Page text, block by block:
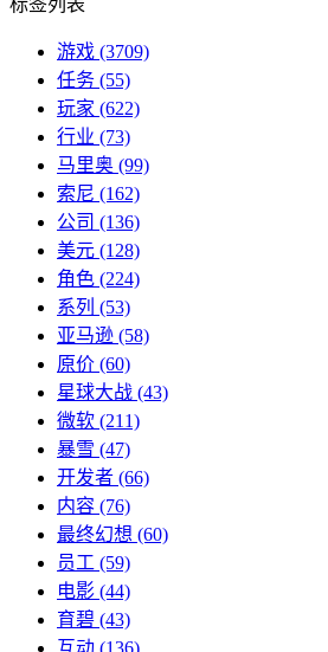
游戏 (3709)
任务 (55)
玩家 (622)
行业 (73)
马里奥 (99)
索尼 (162)
公司 (136)
美元 (128)
角色 (224)
系列 (53)
亚马逊 (58)
原价 (60)
星球大战 (43)
微软 (211)
暴雪 (47)
开发者 (66)
内容 (76)
最终幻想 (60)
员工 (59)
电影 (44)
育碧 (43)
互动 (136)